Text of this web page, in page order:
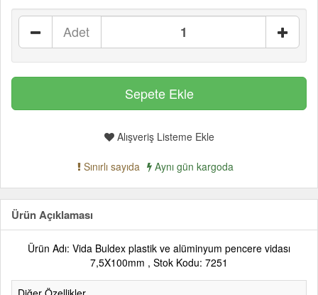
Adet
Alışveriş Listeme Ekle
Sınırlı sayıda Aynı gün kargoda
Ürün Açıklaması
Ürün Adı: Vida Buldex plastik ve alüminyum pencere vidası
7,5X100mm , Stok Kodu: 7251